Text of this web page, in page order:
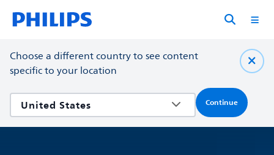
Choose a different country to see content
specific to your location
Continue